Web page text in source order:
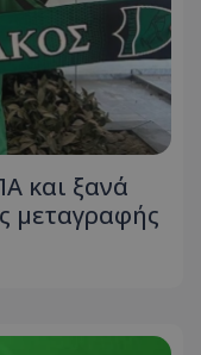
και ξανά
μεταγραφής